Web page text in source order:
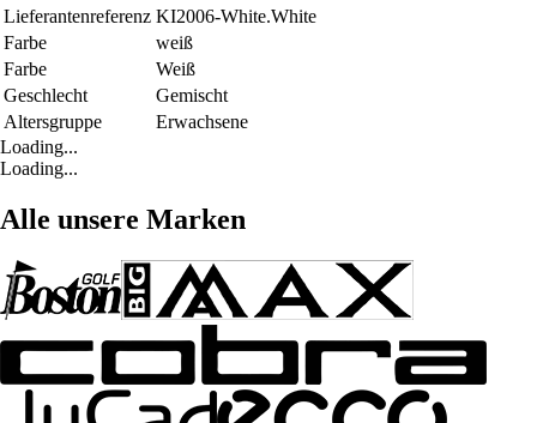
Lieferantenreferenz KI2006-White.White
Farbe
weiß
Farbe
Weiß
Geschlecht
Gemischt
Altersgruppe
Erwachsene
Loading...
Loading...
Alle unsere Marken